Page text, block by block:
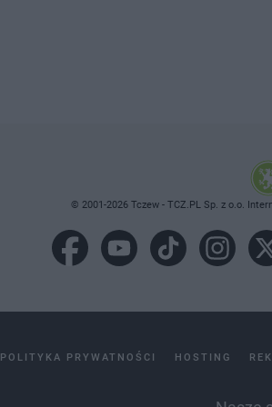
© 2001-2026 Tczew - TCZ.PL Sp. z o.o.
POLITYKA PRYWATNOŚCI HOSTING